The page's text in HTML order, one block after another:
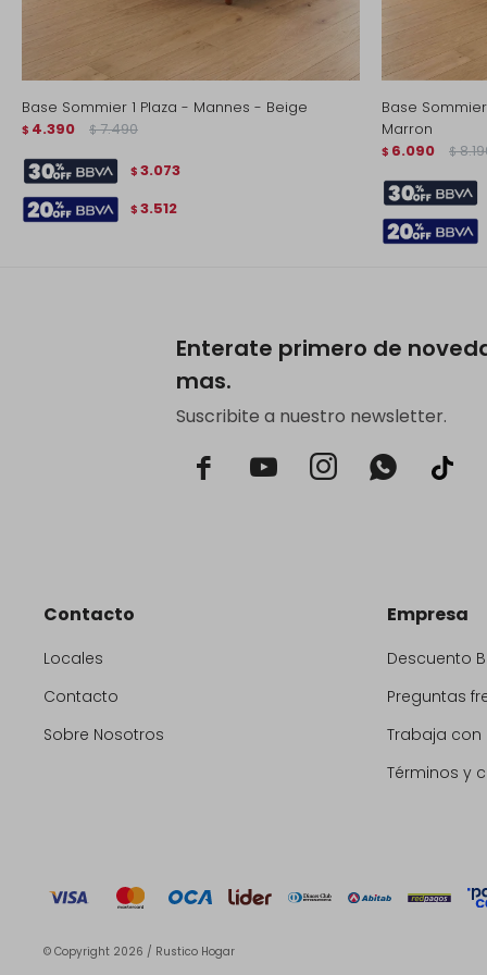
Base Sommier 1 Plaza - Mannes - Beige
$ 4.390 $ 7.490
$ 3.073
$ 3.512
Base
Marron
$ 6.090 $
Enterate primero de
mas.
Suscribite a nuestro newsletter.
  
Contacto
Locales
Contacto
Sobre Nosotros
Empresa
Descuento
Preguntas
Trabaja
Términos y
© Copyright 2026 / Rustico Hogar